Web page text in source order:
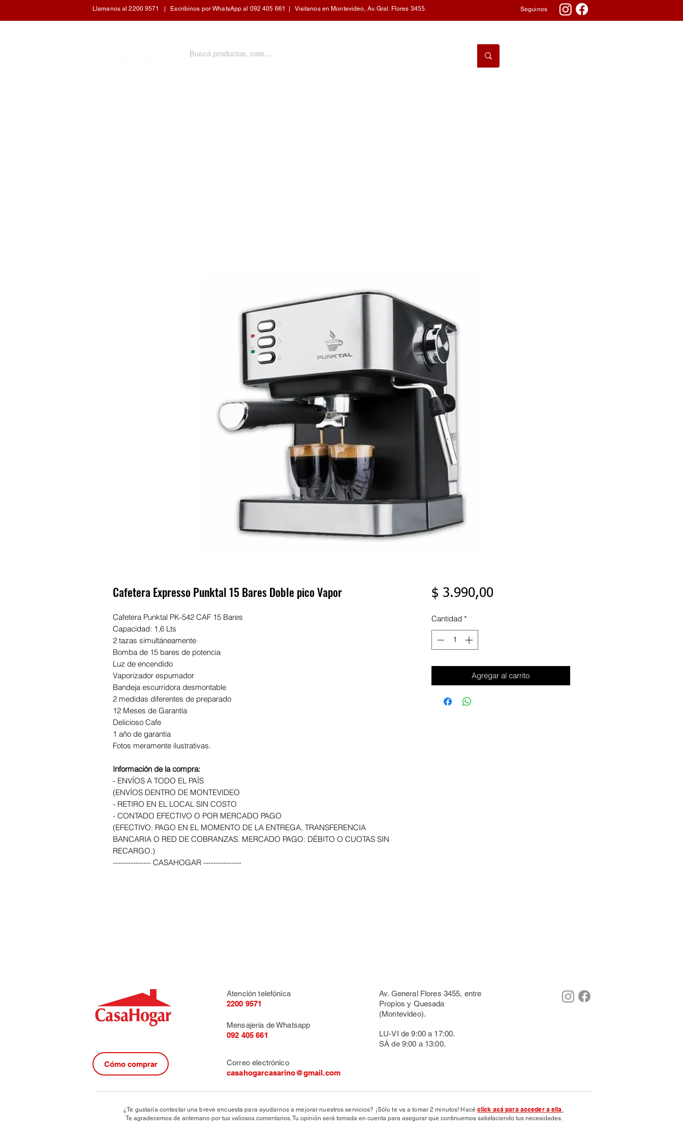
Llamanos al 2200 9571 | Escribinos por WhatsApp al 092 405 661 | Visitanos en Montevideo, Av. Gral. Flores 3455. Seguinos
Cafetera Expresso Punktal 15 Bares Doble pico Vapor
Cafetera Punktal PK-542 CAF 15 Bares
Capacidad: 1,6 Lts
2 tazas simultáneamente
Bomba de 15 bares de potencia
Luz de encendido
Vaporizador espumador
Bandeja escurridora desmontable
2 medidas diferentes de preparado
12 Meses de Garantía
Delicioso Cafe
1 año de garantia
Fotos meramente ilustrativas.
Información de la compra:
- ENVÍOS A TODO EL PAÍS
(ENVÍOS DENTRO DE MONTEVIDEO
- RETIRO EN EL LOCAL SIN COSTO
- CONTADO EFECTIVO O POR MERCADO PAGO
(EFECTIVO: PAGO EN EL MOMENTO DE LA ENTREGA, TRANSFERENCIA
BANCARIA O RED DE COBRANZAS. MERCADO PAGO: DÉBITO O CUOTAS SIN
RECARGO.)
--------------- CASAHOGAR ---------------
$ 3.990,00Precio
Cantidad *
Agregar al carrito
Atención telefónica
2200 9571
Mensajería de Whatsapp
092 405 661
Av. General Flores 3455, entre
Propios y Quesada
(Montevideo).
LU-VI de 9:00 a 17:00.
SÁ de 9:00 a 13:00.
Correo electrónico
casahogarcasarino@gmail.com
¿Te gustaría contestar una breve encuesta para ayudarnos a mejorar nuestros servicios? ¡Sólo te va a tomar 2 minutos! Hacéclick acá para acceder a ella.
Te agradecemos de antemano por tus valiosos comentarios. Tu opinión será tomada en cuenta para asegurar que continuemos satisfaciendo tus necesidades.
Cómo comprar